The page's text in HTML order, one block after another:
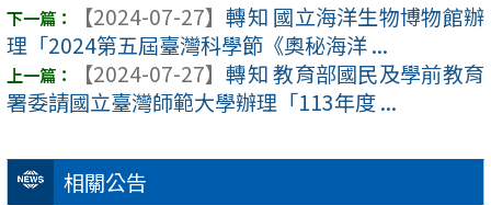
相關公告
【2024-07-27】 轉知 國立海洋生物博物館辦
理「2024第五屆臺灣科學節《奧秘海洋 ...
【2024-07-27】 轉知 教育部國民及學前教育
署委請國立臺灣師範大學辦理「113年度 ...